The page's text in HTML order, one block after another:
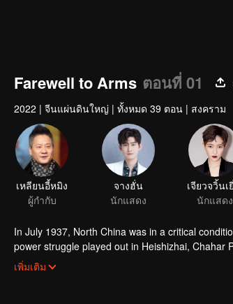
Farewell to Arms ตอนที่ 01
2022 | จีนแผ่นดินใหญ่ | ทั้งหมด 39 ตอน | สงคราม
เหลียนอี้หมิง
ผู้กำกับ
จางฮั่น
นักแสดง
นักแสดง
In July 1937, North China was in a critical
power struggle played out in Heishizhai, Chahar
before his wedding. The desperate Zhang
เพิ่มเติม